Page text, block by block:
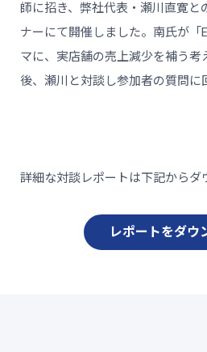
師に招き、弊社代表・瀬川直寛と
ナーにて開催しました。南氏が「
マに、実店舗の売上減少を補う考
後、瀬川と対談し参加者の質問に
詳細な対談レポートは下記からダ
レポートをダウ